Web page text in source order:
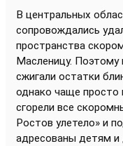
В центральных
сопровождались
пространства
Масленицу. Поэтому
сжигали остатки
однако чаще просто
сгорели все
Ростов улетело» и
адресованы детям